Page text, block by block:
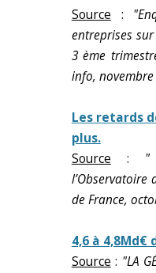
Source :
entreprises
3 ème
info, novembre
Les retards
plus.
Source : "
l’Observatoire
de France,
4,6 à 4,8Md€
Source : "LA